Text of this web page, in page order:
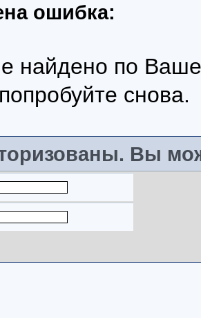
ошибка:
найдено по
снова.
Вы